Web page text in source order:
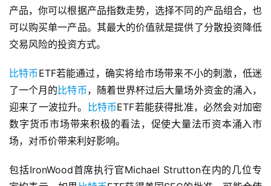
产品，你可以根据产品指数走势，选择不同的产品组合，也
可以购买单一产品。其最大的价值就是提供了分散投资降低
交易风险的投资方式。
比特币ETF若能通过，确实将给市场带来不小的刺激，低迷
了一个月的 比特币，随着世界杯过后大量场外资金的涌入，
迎来了一波拉升。
比特币ETF若能获得批准，必然会对加密
数字货币市场带来积极的看法，促使大量法币资本涌入市
场，对币价带来利好影响。
包括IronWood首席执行官Michael Strutton在内的几位专